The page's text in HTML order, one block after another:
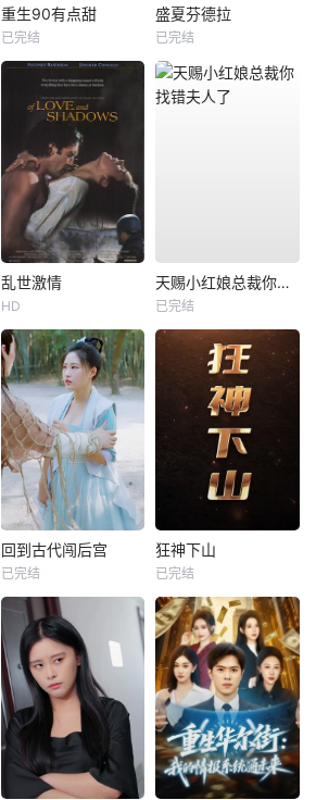
重生90有点甜
已完结
盛夏芬德拉
已完结
乱世激情
HD
天赐小红娘总裁你找错夫人了
已完结
回到古代闯后宫
已完结
狂神下山
已完结